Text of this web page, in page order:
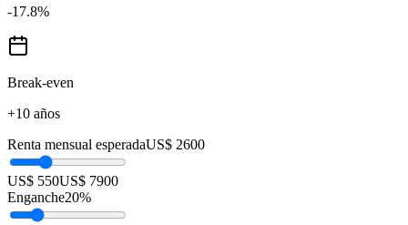
-17.8%
Break-even
+10 años
Renta mensual esperadaUS$ 2600
US$ 550US$ 7900
Enganche20%